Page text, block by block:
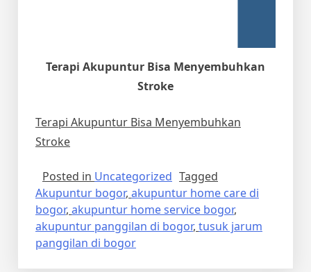
Terapi Akupuntur Bisa Menyembuhkan
Stroke
Terapi Akupuntur Bisa Menyembuhkan
Stroke
Posted in Uncategorized Tagged
Akupuntur bogor, akupuntur home care di
bogor, akupuntur home service bogor,
akupuntur panggilan di bogor, tusuk jarum
panggilan di bogor